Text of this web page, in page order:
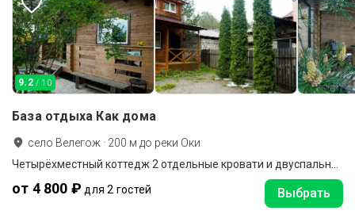
9.2 / 10
База отдыха Как дома
село Велегож · 200 м до реки Оки
от 4 800 ₽ для 2 гостей Выбрать